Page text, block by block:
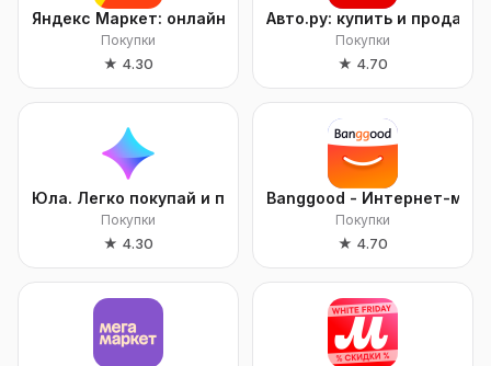
Яндекс Маркет: онлайн-магазин
Покупки
★ 4.30
Авто.ру: купить и продать
Покупки
★ 4.70
Юла. Легко покупай и продавай
Покупки
★ 4.30
Banggood - Интернет-
Покупки
★ 4.70